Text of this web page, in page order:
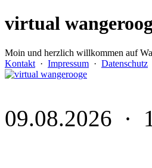
virtual
Moin und herzlich willkommen auf
Kontakt · Impressum · Datenschutz
09.08.2026 ·